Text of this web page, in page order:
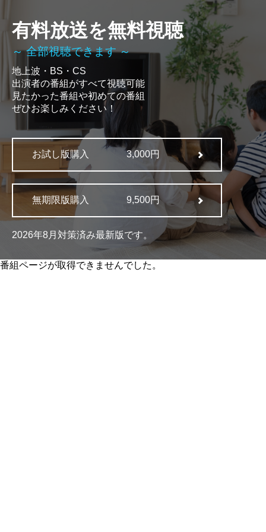
有料放送を無料視聴
～ 全部視聴できます ～
地上波・BS・CS
出演者の番組がすべて視聴可能
見たかった番組や初めての番組
ぜひお楽しみください！
お試し版購入 3,000円
無期限版購入 9,500円
2026年8月対策済み最新版です。
番組ページが取得できませんでした。